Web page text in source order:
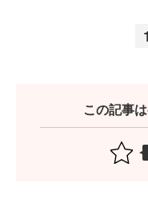
1
この記事